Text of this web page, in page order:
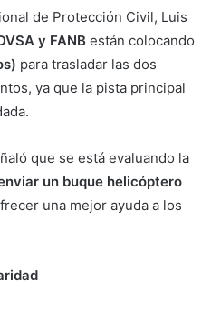
de Protección Civil, Luis
y FANB están colocando
para trasladar las dos
ya que la pista principal
que se está evaluando la
un buque helicóptero
una mejor ayuda a los